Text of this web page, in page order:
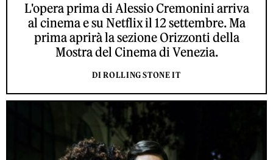
L'opera prima di Alessio Cremonini arriva
al cinema e su Netflix il 12 settembre. Ma
prima aprirà la sezione Orizzonti della
Mostra del Cinema di Venezia.
DI ROLLING STONE IT